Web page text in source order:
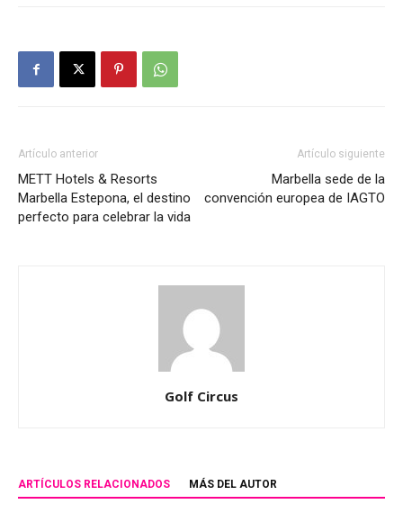
Artículo anterior
METT Hotels & Resorts
Marbella Estepona, el destino
perfecto para celebrar la vida
Artículo siguiente
Marbella sede de la
convención europea de IAGTO
Golf Circus
ARTÍCULOS RELACIONADOS MÁS DEL AUTOR